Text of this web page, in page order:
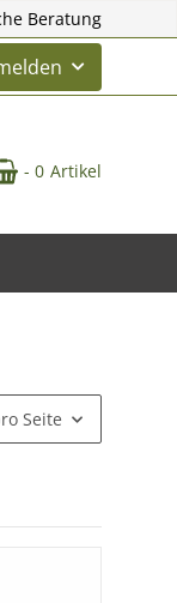
Beratung
- 0 Artikel
Seite